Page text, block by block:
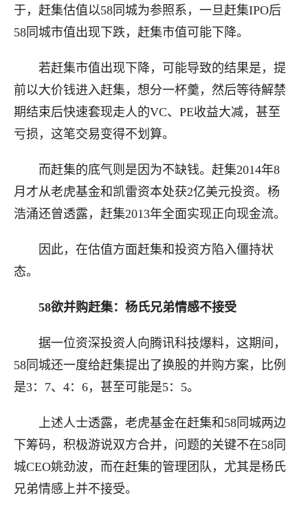
于，赶集估值以58同城为参照系，一旦赶集IPO后
58同城市值出现下跌，赶集市值可能下降。
若赶集市值出现下降，可能导致的结果是，提
前以大价钱进入赶集，想分一杯羹，然后等待解禁
期结束后快速套现走人的VC、PE收益大减，甚至
亏损，这笔交易变得不划算。
而赶集的底气则是因为不缺钱。赶集2014年8
月才从老虎基金和凯雷资本处获2亿美元投资。杨
浩涌还曾透露，赶集2013年全面实现正向现金流。
因此，在估值方面赶集和投资方陷入僵持状
态。
58欲并购赶集：杨氏兄弟情感不接受
据一位资深投资人向腾讯科技爆料，这期间，
58同城还一度给赶集提出了换股的并购方案，比例
是3：7、4：6，甚至可能是5：5。
上述人士透露，老虎基金在赶集和58同城两边
下筹码，积极游说双方合并，问题的关键不在58同
城CEO姚劲波，而在赶集的管理团队，尤其是杨氏
兄弟情感上并不接受。